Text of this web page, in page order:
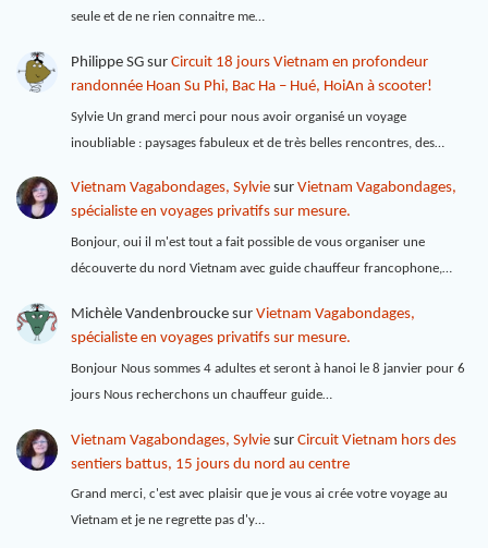
seule et de ne rien connaitre me…
Philippe SGsur Circuit 18 jours Vietnam en profondeur
randonnée Hoan Su Phi, Bac Ha – Hué, HoiAn à scooter!
Sylvie Un grand merci pour nous avoir organisé un voyage
inoubliable : paysages fabuleux et de très belles rencontres, des…
Vietnam Vagabondages, Sylviesur Vietnam Vagabondages,
spécialiste en voyages privatifs sur mesure.
Bonjour, oui il m'est tout a fait possible de vous organiser une
découverte du nord Vietnam avec guide chauffeur francophone,…
Michèle Vandenbrouckesur Vietnam Vagabondages,
spécialiste en voyages privatifs sur mesure.
Bonjour Nous sommes 4 adultes et seront à hanoi le 8 janvier pour 6
jours Nous recherchons un chauffeur guide…
Vietnam Vagabondages, Sylviesur Circuit Vietnam hors des
sentiers battus, 15 jours du nord au centre
Grand merci, c'est avec plaisir que je vous ai crée votre voyage au
Vietnam et je ne regrette pas d'y…